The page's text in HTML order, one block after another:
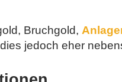
Bruchgold,
jedoch eher